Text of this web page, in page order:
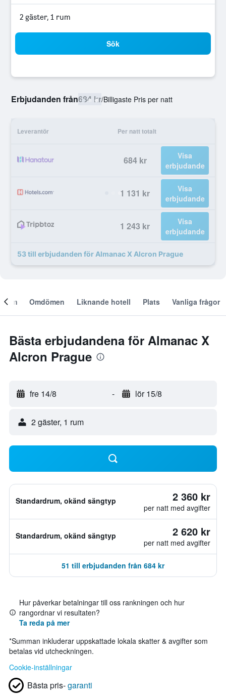
2 gäster, 1 rum
Sök
Erbjudanden från684 kr/Billigaste Pris per natt
Leverantör Per natt totalt
684 kr
Visa
erbjudande
1 131 kr
Visa
erbjudande
1 243 kr
Visa
erbjudande
53 till erbjudanden för Almanac X Alcron Prague
Om Omdömen Liknande hotell Plats Vanliga frågor
Bästa erbjudandena för Almanac X
Alcron Prague
fre 14/8 - lör 15/8
2 gäster, 1 rum
Standardrum, okänd sängtyp 2 360 kr
per natt med avgifter
Standardrum, okänd sängtyp 2 620 kr
per natt med avgifter
51 till erbjudanden från 684 kr
Hur påverkar betalningar till oss rankningen och hur
rangordnar vi resultaten?
Ta reda på mer
*Summan inkluderar uppskattade lokala skatter & avgifter som
betalas vid utcheckningen.
Cookie-inställningar
Bästa pris-garanti